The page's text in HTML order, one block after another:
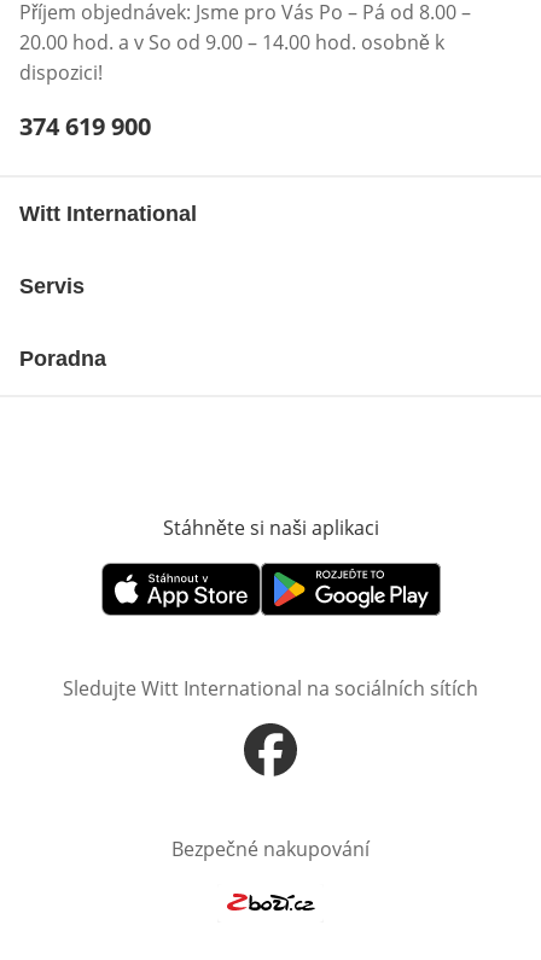
Příjem objednávek: Jsme pro Vás Po – Pá od 8.00 –
20.00 hod. a v So od 9.00 – 14.00 hod. osobně k
dispozici!
Telefonní číslo:
374 619 900
Witt International
Servis
Poradna
Stáhněte si naši aplikaci
Otevře v novém okněOtevře v novém okně
Sledujte Witt International na sociálních sítích
Otevře v novém okně
Bezpečné nakupování